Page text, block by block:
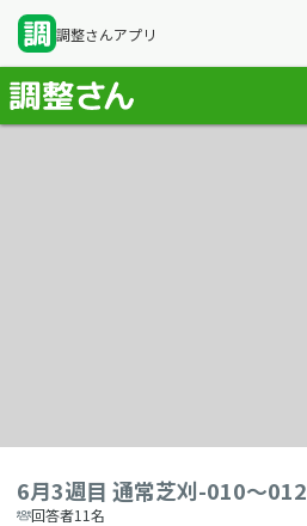
調整さんアプリ
6月3週目 通常芝刈-010〜012
回答者11名